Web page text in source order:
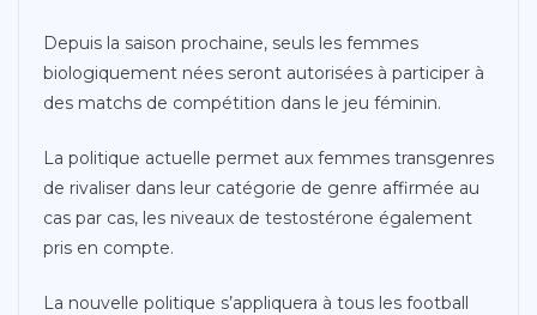
Depuis la saison prochaine, seuls les femmes
biologiquement nées seront autorisées à participer à
des matchs de compétition dans le jeu féminin.
La politique actuelle permet aux femmes transgenres
de rivaliser dans leur catégorie de genre affirmée au
cas par cas, les niveaux de testostérone également
pris en compte.
La nouvelle politique s’appliquera à tous les football